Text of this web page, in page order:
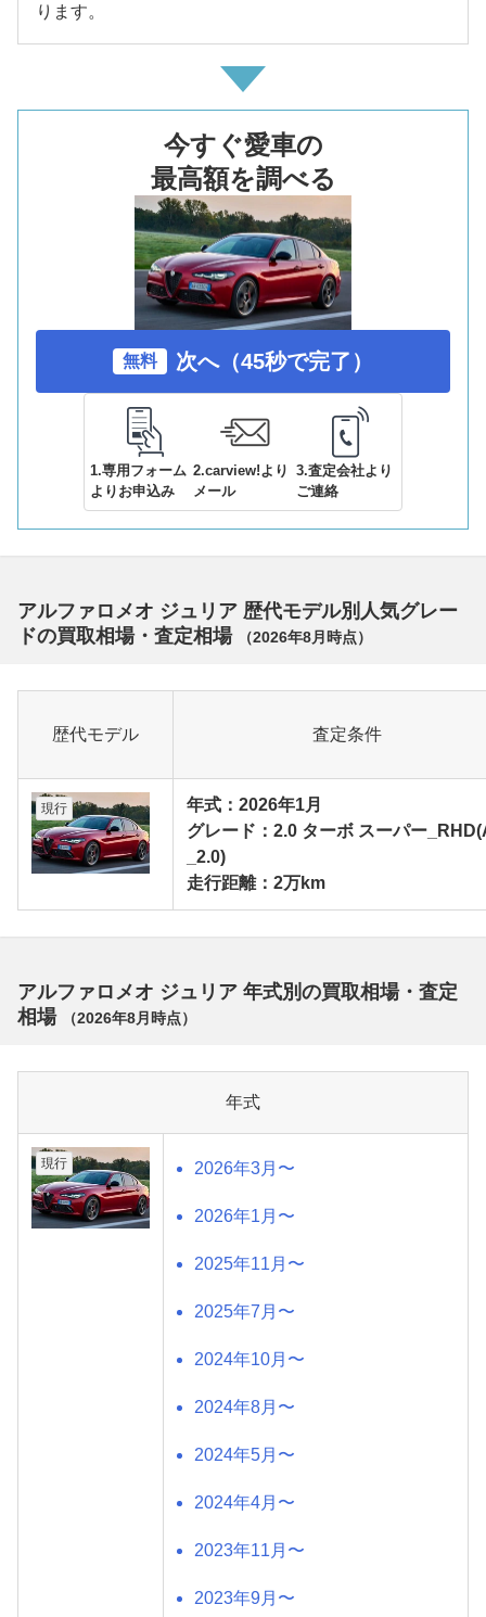
ります。
今すぐ愛車の
最高額を調べる
無料 次へ（45秒で完了）
1.専用フォーム
よりお申込み
2.carview!より
メール
3.査定会社より
ご連絡
アルファロメオ ジュリア 歴代モデル別人気グレー
ドの買取相場・査定相場
（2026年8月 時点）
歴代モデル 査定条件
現行
年式：2026年1月
グレード：2.0 ターボ スーパー
_2.0)
走行距離：2万km
アルファロメオ ジュリア 年式別の買取相場・査定
相場
（2026年8月 時点）
年式
現行 2026年3月〜
2026年1月〜
2025年11月〜
2025年7月〜
2024年10月〜
2024年8月〜
2024年5月〜
2024年4月〜
2023年11月〜
2023年9月〜